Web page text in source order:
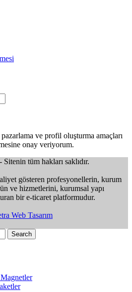
ve profil oluşturma amaçları
onay veriyorum.
- Sitenin tüm hakları saklıdır.
gösteren profesyonellerin, kurum
ve hizmetlerini, kurumsal yapı
bir e-ticaret platformudur.
Web Tasarım
Search